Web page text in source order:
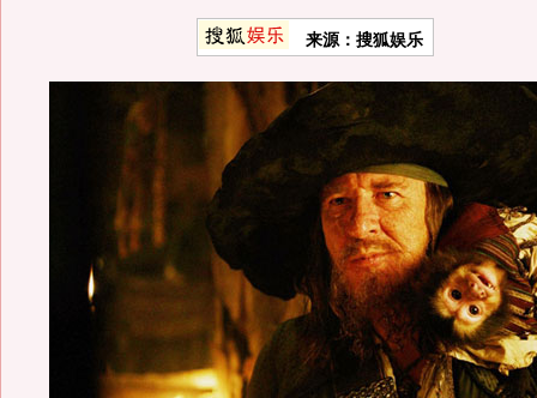
来源：搜狐娱乐